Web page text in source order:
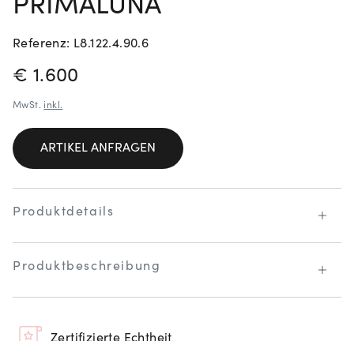
PRIMALUNA
Referenz: L8.122.4.90.6
PREISINFORMATIONEN
€ 1.600
MwSt. inkl.
ARTIKEL ANFRAGEN
Produktdetails
Produktbeschreibung